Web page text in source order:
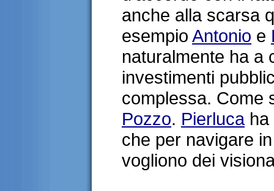
anche alla scarsa
esempio Antonio e
naturalmente ha a
investimenti
complessa. Come
Pozzo. Pierlucaha
che per navigare
vogliono dei